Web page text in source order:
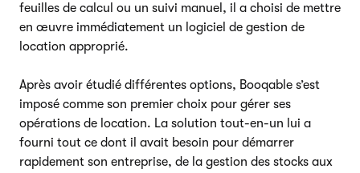
feuilles de calcul ou un suivi manuel, il a choisi de mettre
en œuvre immédiatement un logiciel de gestion de
location approprié.
Après avoir étudié différentes options, Booqable s’est
imposé comme son premier choix pour gérer ses
opérations de location. La solution tout-en-un lui a
fourni tout ce dont il avait besoin pour démarrer
rapidement son entreprise, de la gestion des stocks aux